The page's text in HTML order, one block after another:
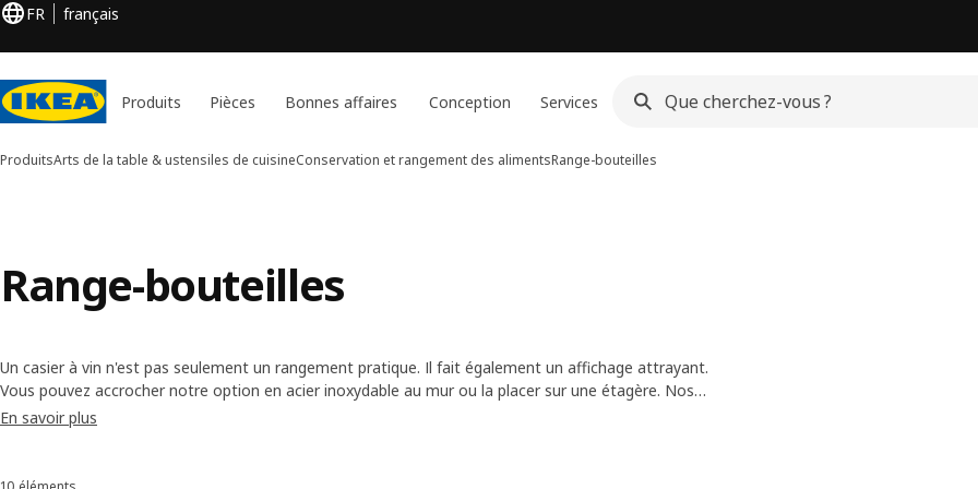
FR français
Produits Pièces Bonnes affaires Conception Services
ProduitsArts de la table & ustensiles de cuisineConservation et rangement des alimentsRange-bouteilles
Range-bouteilles
Un casier à vin n'est pas seulement un rangement pratique. Il fait également un affichage attrayant.
Vous pouvez accrocher notre option en acier inoxydable au mur ou la placer sur une étagère. Nos
casiers à vin en bois tiennent également sur une étagère. Ou placez-les sur le sol et empilez-les les
En savoir plus